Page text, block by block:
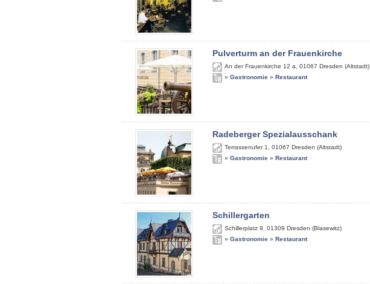
Pulverturm an der Frauenkirche
An der Frauenkirche 12 a 01067 Dresden (Altstadt)
» Gastronomie » Restaurant
Radeberger Spezialausschank
Terrassenufer 1 01067 Dresden (Altstadt)
» Gastronomie » Restaurant
Schillergarten
Schillerplatz 9 01309 Dresden (Blasewitz)
» Gastronomie » Restaurant